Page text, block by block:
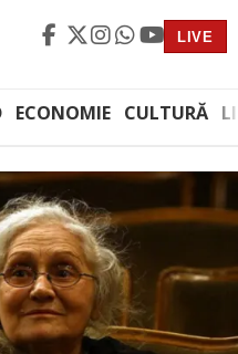
LIVE
ECONOMIE CULTURĂ